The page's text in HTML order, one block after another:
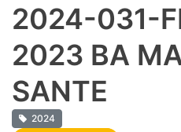
2024-031-
2023 BA
SANTE
2024